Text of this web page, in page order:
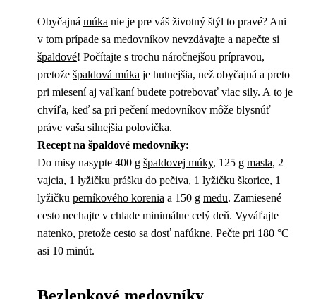
Obyčajná múka nie je pre váš životný štýl to pravé? Ani
v tom prípade sa medovníkov nevzdávajte a napečte si
špaldové! Počítajte s trochu náročnejšou prípravou,
pretože špaldová múka je hutnejšia, než obyčajná a preto
pri miesení aj vaľkaní budete potrebovať viac sily. A to je
chvíľa, keď sa pri pečení medovníkov môže blysnúť
práve vaša silnejšia polovička.
Recept na špaldové medovníky:
Do misy nasypte 400 g špaldovej múky, 125 g masla, 2
vajcia, 1 lyžičku prášku do pečiva, 1 lyžičku škorice, 1
lyžičku perníkového korenia a 150 g medu. Zamiesené
cesto nechajte v chlade minimálne celý deň. Vyváľajte
natenko, pretože cesto sa dosť nafúkne. Pečte pri 180 °C
asi 10 minút.